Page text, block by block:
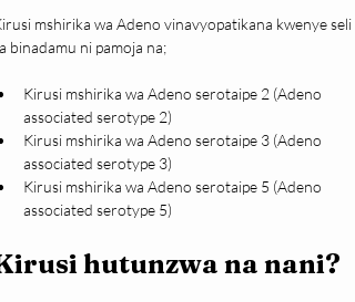
mshirika wa Adeno vinavyopatikana kwenye seli
binadamu ni pamoja na;
Kirusi mshirika wa Adeno serotaipe 2 (Adeno
associated serotype 2)
Kirusi mshirika wa Adeno serotaipe 3 (Adeno
associated serotype 3)
Kirusi mshirika wa Adeno serotaipe 5 (Adeno
associated serotype 5)
hutunzwa na nani?